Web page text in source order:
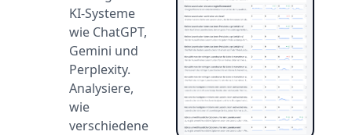
KI-Systeme
wie ChatGPT,
Gemini und
Perplexity.
Analysiere,
wie
verschiedene